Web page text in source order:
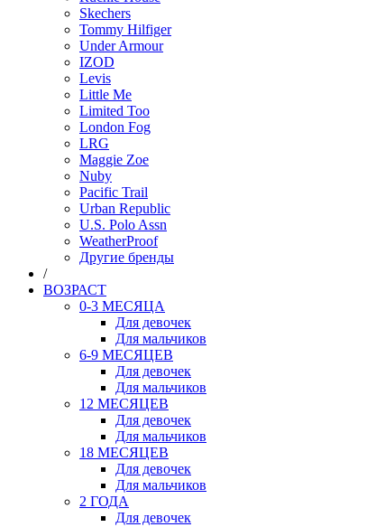
Skechers
Tommy Hilfiger
Under Armour
IZOD
Levis
Little Me
Limited Too
London Fog
LRG
Maggie Zoe
Nuby
Pacific Trail
Urban Republic
U.S. Polo Assn
WeatherProof
Другие бренды
/
ВОЗРАСТ
0-3 МЕСЯЦА
Для девочек
Для мальчиков
6-9 МЕСЯЦЕВ
Для девочек
Для мальчиков
12 МЕСЯЦЕВ
Для девочек
Для мальчиков
18 МЕСЯЦЕВ
Для девочек
Для мальчиков
2 ГОДА
Для девочек